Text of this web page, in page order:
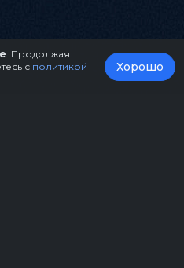
. Продолжая
с политикой
Хорошо